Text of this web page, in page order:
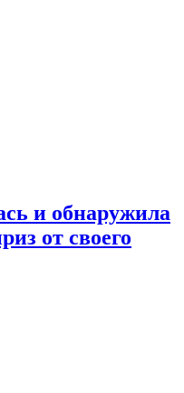
и обнаружила
от своего